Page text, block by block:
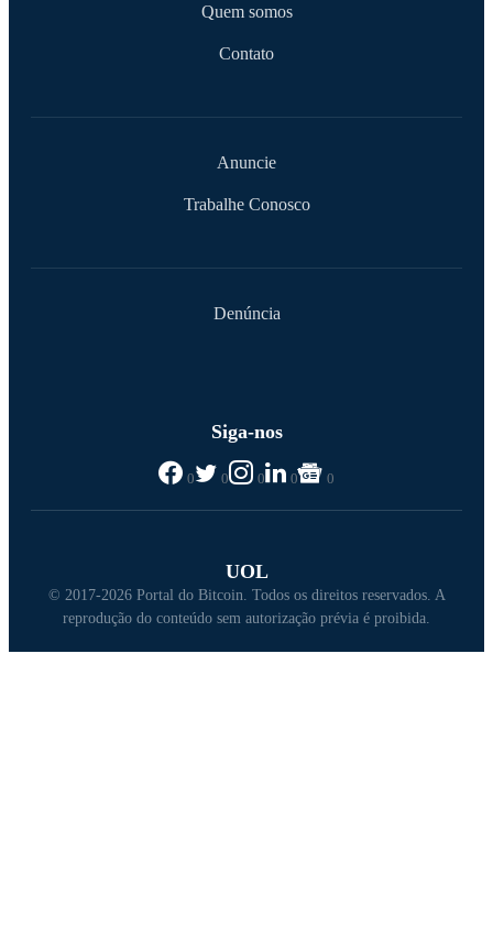
Quem somos
Contato
Anuncie
Trabalhe Conosco
Denúncia
Siga-nos
0 0 0 0 0
UOL
© 2017-2026 Portal do Bitcoin. Todos os direitos reservados. A
reprodução do conteúdo sem autorização prévia é proibida.